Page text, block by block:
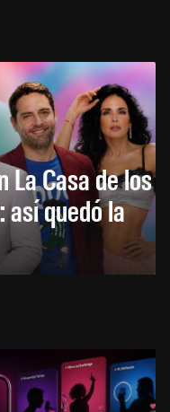
La Casa de los
así quedó la